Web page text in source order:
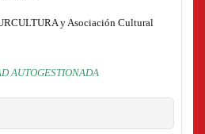
y Asociación Cultural
AUTOGESTIONADA